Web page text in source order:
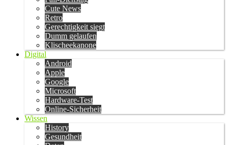
Cute News
Retro
Gerechtigkeit siegt
Dumm gelaufen
Klischeekanone
Digital
Android
Apple
Google
Microsoft
Hardware-Test
Online-Sicherheit
Wissen
History
Gesundheit